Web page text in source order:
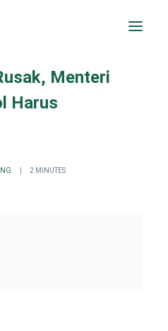
Menteri
Harus
2 MINUTES